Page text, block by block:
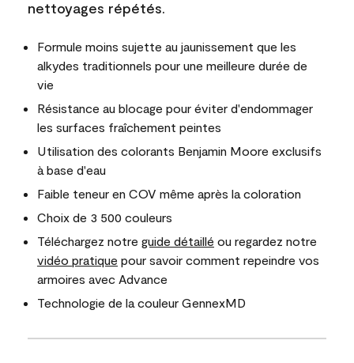
nettoyages répétés.
Formule moins sujette au jaunissement que les
alkydes traditionnels pour une meilleure durée de
vie
Résistance au blocage pour éviter d'endommager
les surfaces fraîchement peintes
Utilisation des colorants Benjamin Moore exclusifs
à base d'eau
Faible teneur en COV même après la coloration
Choix de 3 500 couleurs
Téléchargez notre guide détaillé ou regardez notre
vidéo pratique pour savoir comment repeindre vos
armoires avec Advance
Technologie de la couleur GennexMD